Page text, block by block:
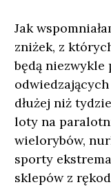
Jak
zniżek, z
będą niezwykle
dłużej niż
loty na
wielorybów,
sporty
sklepów z